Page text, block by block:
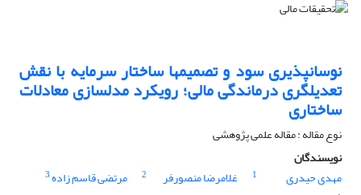
نوسان‏پذیری سود و تصمیم‏ها ساختار سرمایه با نقش
تعدیلگری درماندگی مالی؛ رویکرد مدلسازی معادلات
ساختاری
نوع مقاله : مقاله علمی پژوهشی
نویسندگان
مهدی حیدری
1 غلامرضا منصورفر 2 مرتضی قاسم زاده3